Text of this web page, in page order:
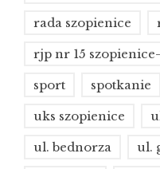
rada szopienice
rjp nr 15
sport spotkanie
uks szopienice
ul. bednorza ul.